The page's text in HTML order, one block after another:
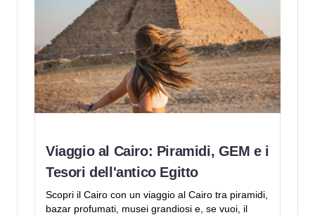
Viaggio al Cairo: Piramidi, GEM e i
Tesori dell'antico Egitto
Scopri il Cairo con un viaggio al Cairo tra piramidi,
bazar profumati, musei grandiosi e, se vuoi, il